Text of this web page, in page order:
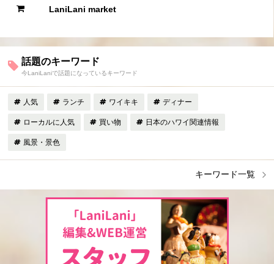
LaniLani market
話題のキーワード
今LaniLaniで話題になっているキーワード
人気 ランチ ワイキキ ディナー
ローカルに人気 買い物 日本のハワイ関連情報
風景・景色
キーワード一覧